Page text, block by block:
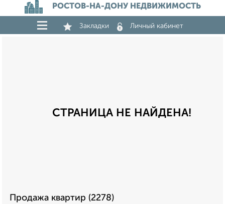
РОСТОВ-НА-ДОНУ НЕДВИЖИМОСТЬ
Закладки Личный кабинет
СТРАНИЦА НЕ НАЙДЕНА!
Продажа квартир (2278)